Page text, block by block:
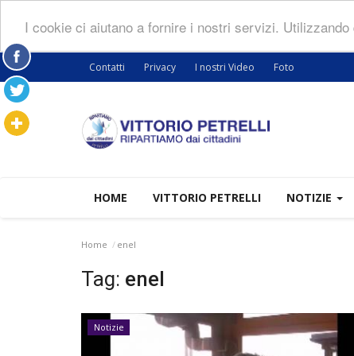
I cookie ci aiutano a fornire i nostri servizi.
Contatti Privacy I nostri Video Foto
HOME VITTORIO PETRELLI NOTIZIE
Home enel
Tag: enel
Notizie